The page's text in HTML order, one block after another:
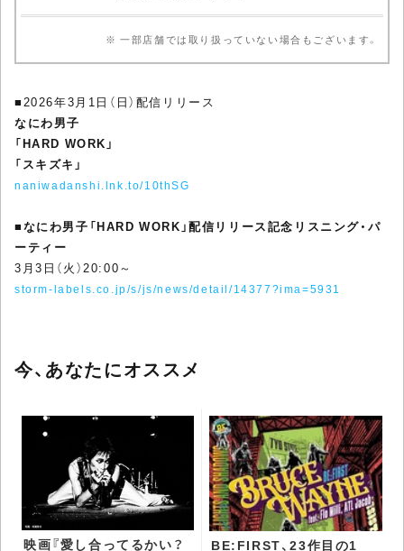
※ 一部店舗では取り扱っていない場合もございます。
■2026年3月1日（日）配信リリース
なにわ男子
「HARD WORK」
「スキズキ」
naniwadanshi.lnk.to/10thSG
■なにわ男子「HARD WORK」配信リリース記念リスニング・パ
ーティー
3月3日（火）20:00～
storm-labels.co.jp/s/js/news/detail/14377?ima=5931
今、あなたにオススメ
映画『愛し合ってるかい？ BE:FIRST、23作目の1